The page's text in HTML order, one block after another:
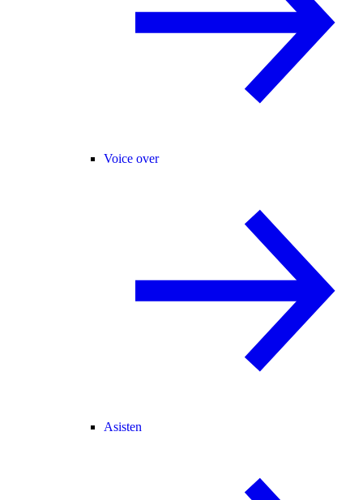
Voice over
Asisten